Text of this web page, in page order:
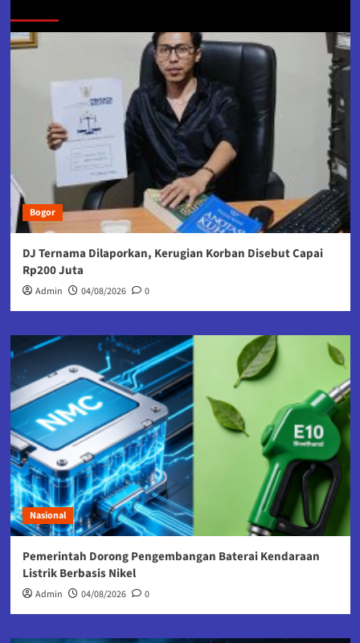
Bogor
DJ Ternama Dilaporkan, Kerugian Korban Disebut Capai
Rp200 Juta
Admin 04/08/2026 0
Nasional
Pemerintah Dorong Pengembangan Baterai Kendaraan
Listrik Berbasis Nikel
Admin 04/08/2026 0